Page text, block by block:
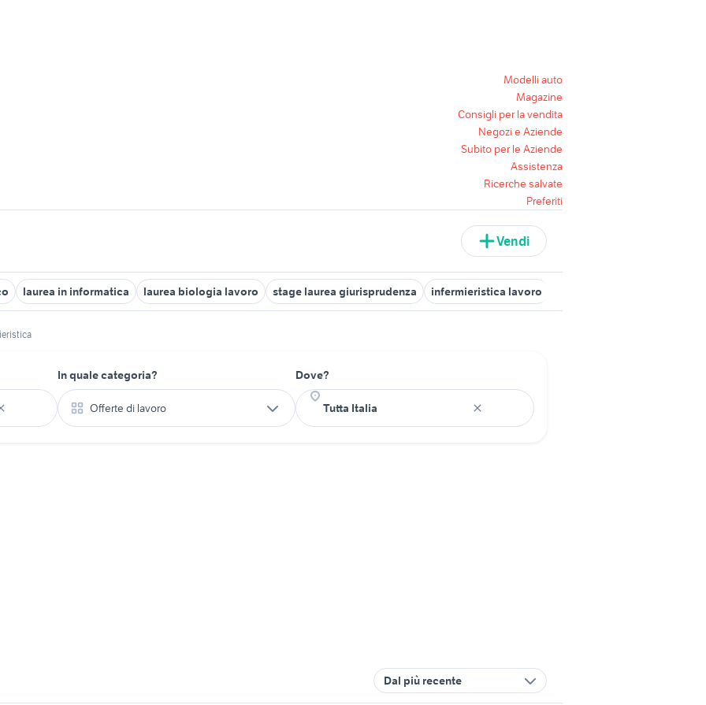
Modelli auto
Magazine
Consigli per la vendita
Negozi e Aziende
Subito per le Aziende
Assistenza
Ricerche salvate
Preferiti
Vendi
laurea in informatica laurea biologia lavoro stage laurea giurisprudenza infermieristica lavoro
In quale categoria?
Offerte di lavoro
Dove?
Dal più recente